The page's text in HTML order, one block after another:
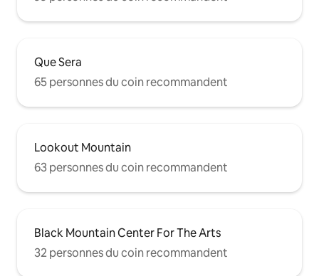
Que Sera
65 personnes du coin recommandent
Lookout Mountain
63 personnes du coin recommandent
Black Mountain Center For The Arts
32 personnes du coin recommandent